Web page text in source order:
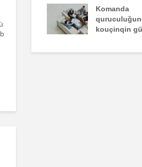
Komanda
kouçinqin